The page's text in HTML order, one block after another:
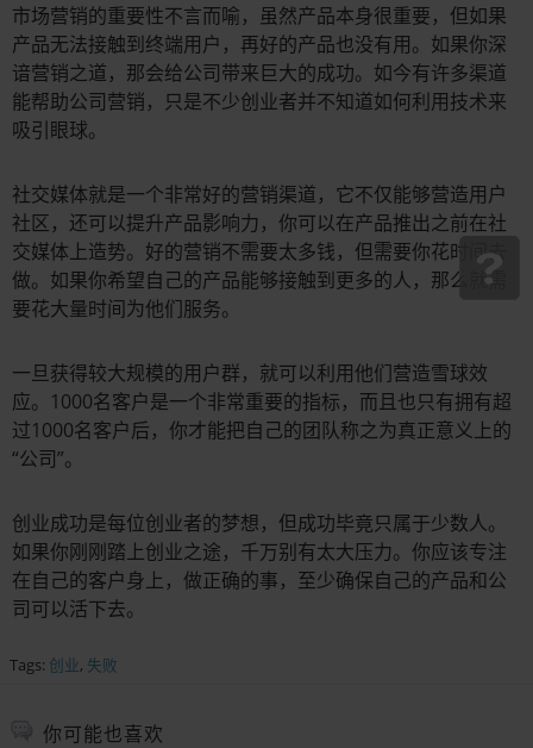
市场营销的重要性不言而喻，虽然产品本身很重要，但如果
产品无法接触到终端用户，再好的产品也没有用。如果你深
谙营销之道，那会给公司带来巨大的成功。如今有许多渠道
能帮助公司营销，只是不少创业者并不知道如何利用技术来
吸引眼球。
社交媒体就是一个非常好的营销渠道，它不仅能够营造用户
社区，还可以提升产品影响力，你可以在产品推出之前在社
交媒体上造势。好的营销不需要太多钱，但需要你花时间去
做。如果你希望自己的产品能够接触到更多的人，那么就需
要花大量时间为他们服务。
一旦获得较大规模的用户群，就可以利用他们营造雪球效
应。1000名客户是一个非常重要的指标，而且也只有拥有超
过1000名客户后，你才能把自己的团队称之为真正意义上的
“公司”。
创业成功是每位创业者的梦想，但成功毕竟只属于少数人。
如果你刚刚踏上创业之途，千万别有太大压力。你应该专注
在自己的客户身上，做正确的事，至少确保自己的产品和公
司可以活下去。
Tags: 创业, 失败
你可能也喜欢